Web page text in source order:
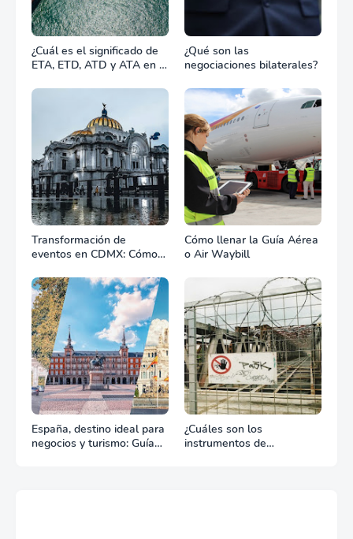
¿Cuál es el significado de
ETA, ETD, ATD y ATA en el
¿Qué son las
negociaciones bilaterales?
Transformación de
eventos en CDMX: Cómo
equipos define el éxito de
tu celebración
Cómo llenar la Guía Aérea
o Air Waybill
España, destino ideal para
negocios y turismo: Guía
¿Cuáles son los
instrumentos de